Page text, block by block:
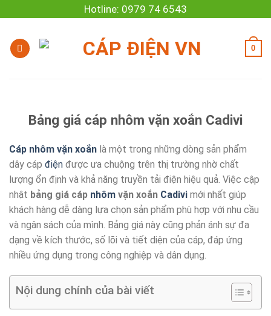
to
content
Hotline: 0979 74 6543
0
Bảng giá cáp nhôm vặn xoắn Cadivi
Cáp nhôm vặn xoắn là một trong những dòng sản phẩm
dây cáp điện được ưa chuộng trên thị trường nhờ chất
lượng ổn định và khả năng truyền tải điện hiệu quả. Việc cập
nhật bảng giá cáp nhôm vặn xoắn Cadivi mới nhất giúp
khách hàng dễ dàng lựa chọn sản phẩm phù hợp với nhu cầu
và ngân sách của mình. Bảng giá này cũng phản ánh sự đa
dạng về kích thước, số lõi và tiết diện của cáp, đáp ứng
nhiều ứng dụng trong công nghiệp và dân dụng.
Nội dung chính của bài viết